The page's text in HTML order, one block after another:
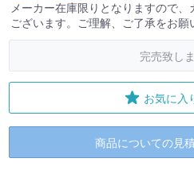
メーカー在庫限りとなりますので
ございます。ご理解、ご了承をお願
完売致し
お気に入
商品についての見